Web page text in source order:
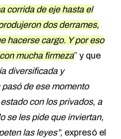
corrida de eje hasta el
dos derrames,
hacerse cargo. Y por eso
mucha firmeza” y que
diversificada y
de ese momento
con los privados, a
se les pide que inviertan,
las leyes”, expresó el